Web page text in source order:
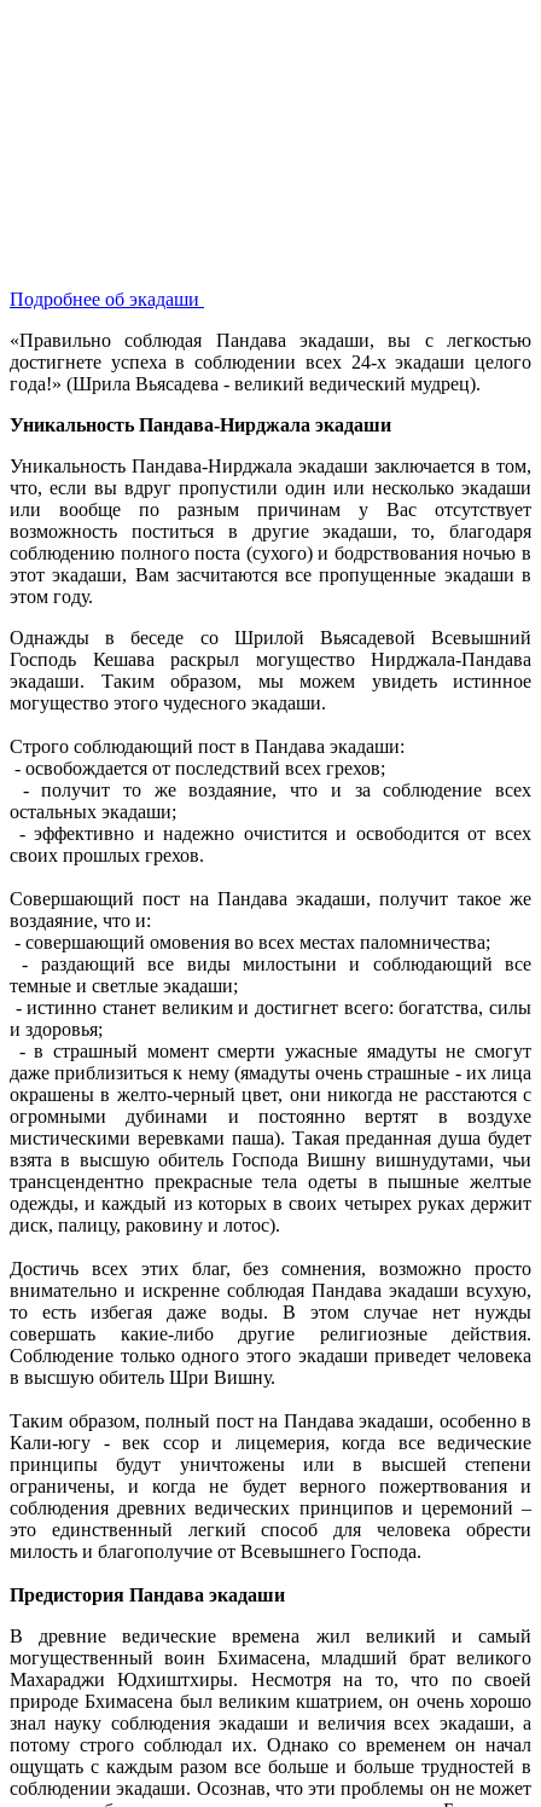
Подробнее об экадаши
«Правильно соблюдая Пандава экадаши, вы с легкостью
достигнете успеха в соблюдении всех 24-х экадаши целого
года!» (Шрила Вьясадева - великий ведический мудрец).
Уникальность Пандава-Нирджала экадаши
Уникальность Пандава-Нирджала экадаши заключается в том,
что, если вы вдруг пропустили один или несколько экадаши
или вообще по разным причинам у Вас отсутствует
возможность поститься в другие экадаши, то, благодаря
соблюдению полного поста (сухого) и бодрствования ночью в
этот экадаши, Вам засчитаются все пропущенные экадаши в
этом году.
Однажды в беседе со Шрилой Вьясадевой Всевышний
Господь Кешава раскрыл могущество Нирджала-Пандава
экадаши. Таким образом, мы можем увидеть истинное
могущество этого чудесного экадаши.
Строго соблюдающий пост в Пандава экадаши:
- освобождается от последствий всех грехов;
- получит то же воздаяние, что и за соблюдение всех
остальных экадаши;
- эффективно и надежно очистится и освободится от всех
своих прошлых грехов.
Совершающий пост на Пандава экадаши, получит такое же
воздаяние, что и:
- совершающий омовения во всех местах паломничества;
- раздающий все виды милостыни и соблюдающий все
темные и светлые экадаши;
- истинно станет великим и достигнет всего: богатства, силы
и здоровья;
- в страшный момент смерти ужасные ямадуты не смогут
даже приблизиться к нему (ямадуты очень страшные - их лица
окрашены в желто-черный цвет, они никогда не расстаются с
огромными дубинами и постоянно вертят в воздухе
мистическими веревками паша). Такая преданная душа будет
взята в высшую обитель Господа Вишну вишнудутами, чьи
трансцендентно прекрасные тела одеты в пышные желтые
одежды, и каждый из которых в своих четырех руках держит
диск, палицу, раковину и лотос).
Достичь всех этих благ, без сомнения, возможно просто
внимательно и искренне соблюдая Пандава экадаши всухую,
то есть избегая даже воды. В этом случае нет нужды
совершать какие-либо другие религиозные действия.
Соблюдение только одного этого экадаши приведет человека
в высшую обитель Шри Вишну.
Таким образом, полный пост на Пандава экадаши, особенно в
Кали-югу - век ссор и лицемерия, когда все ведические
принципы будут уничтожены или в высшей степени
ограничены, и когда не будет верного пожертвования и
соблюдения древних ведических принципов и церемоний –
это единственный легкий способ для человека обрести
милость и благополучие от Всевышнего Господа.
Предистория Пандава экадаши
В древние ведические времена жил великий и самый
могущественный воин Бхимасена, младший брат великого
Махараджи Юдхиштхиры. Несмотря на то, что по своей
природе Бхимасена был великим кшатрием, он очень хорошо
знал науку соблюдения экадаши и величия всех экадаши, а
потому строго соблюдал их. Однако со временем он начал
ощущать с каждым разом все больше и больше трудностей в
соблюдении экадаши. Осознав, что эти проблемы он не может